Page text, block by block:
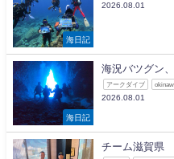
海日記
2026.08.01
海日記
海況バツグン
アークダイブ
2026.08.01
チーム滋賀県